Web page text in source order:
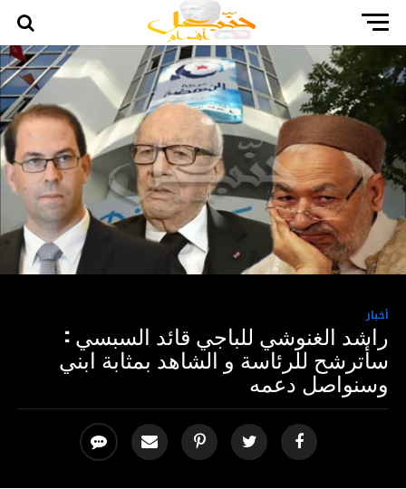
أخبار
راشد الغنوشي للباجي قائد السبسي :
سأترشح للرئاسة و الشاهد بمثابة ابني
وسنواصل دعمه